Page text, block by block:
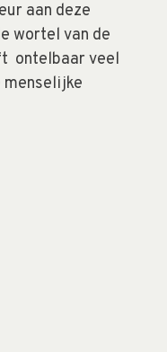
aan deze
wortel van de
ontelbaar veel